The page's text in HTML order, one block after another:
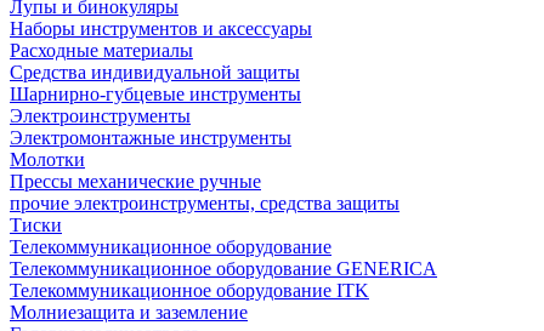
Лупы и бинокуляры
Наборы инструментов и аксессуары
Расходные материалы
Средства индивидуальной защиты
Шарнирно-губцевые инструменты
Электроинструменты
Электромонтажные инструменты
Молотки
Прессы механические ручные
прочие электроинструменты, средства защиты
Тиски
Телекоммуникационное оборудование
Телекоммуникационное оборудование GENERICA
Телекоммуникационное оборудование ITK
Молниезащита и заземление